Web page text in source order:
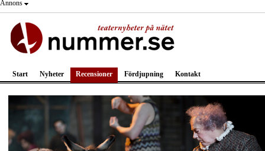
Annons
Start Nyheter Recensioner Fördjupning Kontakt